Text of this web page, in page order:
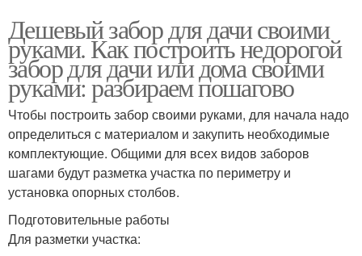
Дешевый забор для дачи своими
руками. Как построить недорогой
забор для дачи или дома своими
руками: разбираем пошагово
Чтобы построить забор своими руками, для начала надо
определиться с материалом и закупить необходимые
комплектующие. Общими для всех видов заборов
шагами будут разметка участка по периметру и
установка опорных столбов.
Подготовительные работы
Для разметки участка: